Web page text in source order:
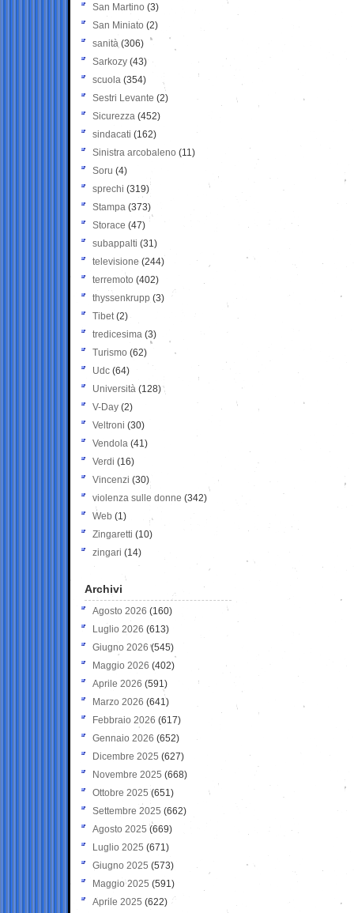
San Martino (3)
San Miniato (2)
sanità (306)
Sarkozy (43)
scuola (354)
Sestri Levante (2)
Sicurezza (452)
sindacati (162)
Sinistra arcobaleno (11)
Soru (4)
sprechi (319)
Stampa (373)
Storace (47)
subappalti (31)
televisione(244)
terremoto (402)
thyssenkrupp (3)
Tibet(2)
tredicesima (3)
Turismo (62)
Udc (64)
Università (128)
V-Day (2)
Veltroni (30)
Vendola (41)
Verdi (16)
Vincenzi (30)
violenza sulle donne (342)
Web (1)
Zingaretti (10)
zingari (14)
Archivi
Agosto 2026 (160)
Luglio 2026 (613)
Giugno 2026 (545)
Maggio 2026 (402)
Aprile 2026 (591)
Marzo 2026 (641)
Febbraio 2026 (617)
Gennaio 2026 (652)
Dicembre 2025 (627)
Novembre 2025 (668)
Ottobre 2025 (651)
Settembre 2025 (662)
Agosto 2025 (669)
Luglio 2025 (671)
Giugno 2025 (573)
Maggio 2025 (591)
Aprile 2025 (622)